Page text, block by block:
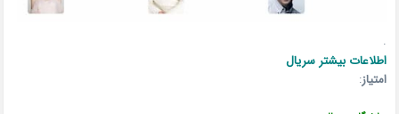
.
اطلاعات بیشتر سریال
امتیاز: